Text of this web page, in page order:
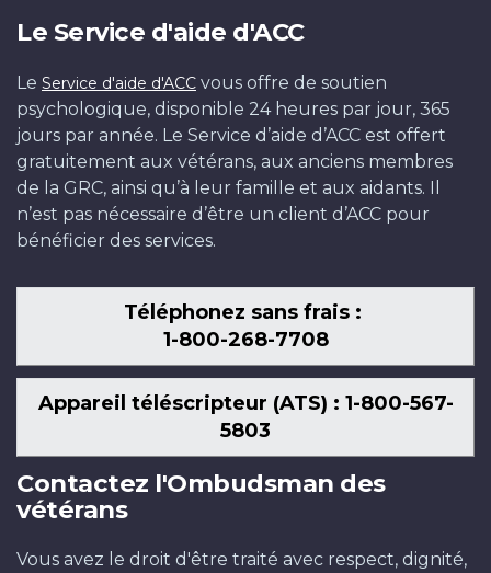
Le Service d'aide d'ACC
Le Service d'aide d'ACC vous offre de soutien
psychologique, disponible 24 heures par jour, 365
jours par année. Le Service d’aide d’ACC est offert
gratuitement aux vétérans, aux anciens membres
de la GRC, ainsi qu’à leur famille et aux aidants. Il
n’est pas nécessaire d’être un client d’ACC pour
bénéficier des services.
Téléphonez sans frais :
1-800-268-7708
Appareil téléscripteur (ATS) : 1-800-567-
5803
Contactez l'Ombudsman des
vétérans
Vous avez le droit d'être traité avec respect, dignité,